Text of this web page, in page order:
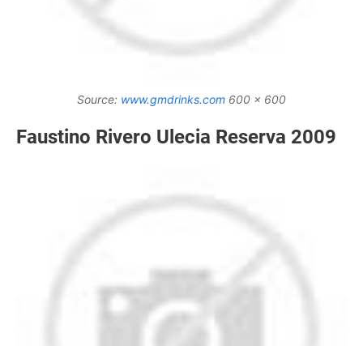
Source: www.gmdrinks.com 600 x 600
Faustino Rivero Ulecia Reserva 2009